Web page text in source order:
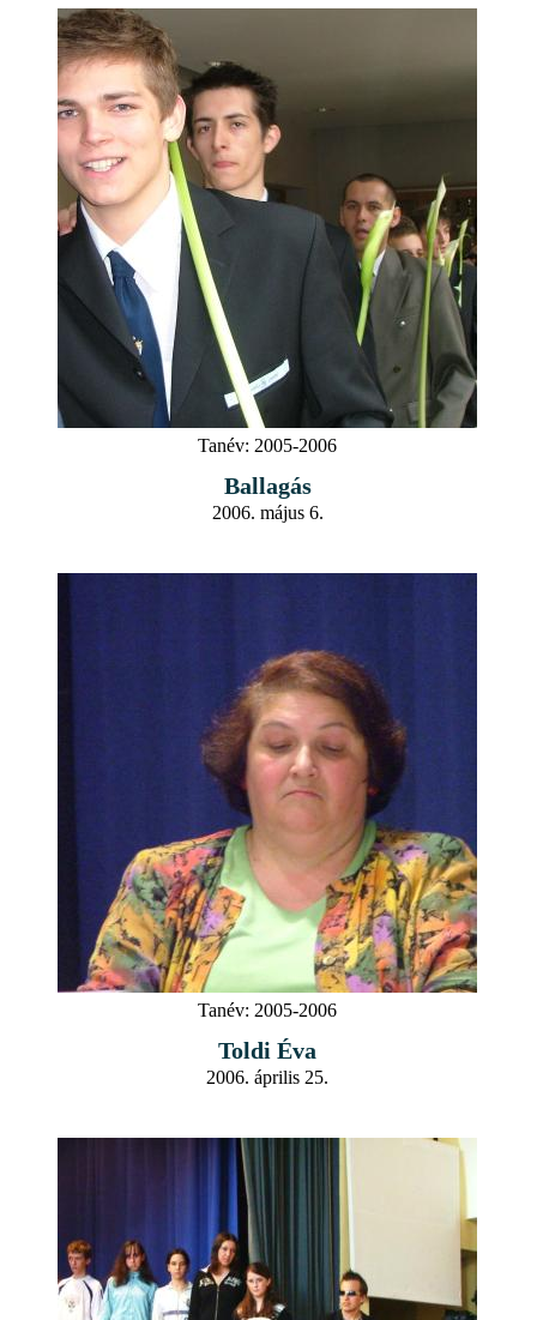
Tanév: 2005-2006
Ballagás
2006. május 6.
Tanév: 2005-2006
Toldi Éva
2006. április 25.